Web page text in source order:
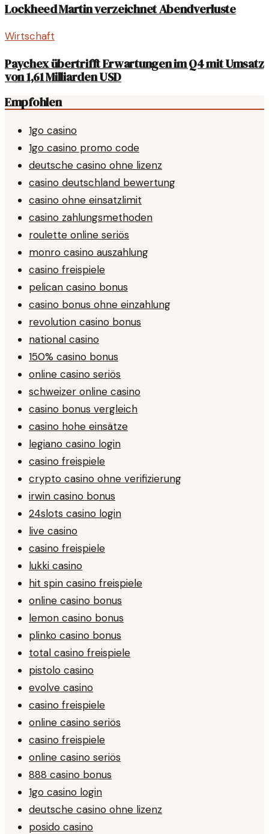
Lockheed Martin verzeichnet Abendverluste
Wirtschaft
Paychex übertrifft Erwartungen im Q4 mit Umsatz
von 1,61 Milliarden USD
Empfohlen
1go casino
1go casino promo code
deutsche casino ohne lizenz
casino deutschland bewertung
casino ohne einsatzlimit
casino zahlungsmethoden
roulette online seriös
monro casino auszahlung
casino freispiele
pelican casino bonus
casino bonus ohne einzahlung
revolution casino bonus
national casino
150% casino bonus
online casino seriös
schweizer online casino
casino bonus vergleich
casino hohe einsätze
legiano casino login
casino freispiele
crypto casino ohne verifizierung
irwin casino bonus
24slots casino login
live casino
casino freispiele
lukki casino
hit spin casino freispiele
online casino bonus
lemon casino bonus
plinko casino bonus
total casino freispiele
pistolo casino
evolve casino
casino freispiele
online casino seriös
casino freispiele
online casino seriös
888 casino bonus
1go casino login
deutsche casino ohne lizenz
posido casino